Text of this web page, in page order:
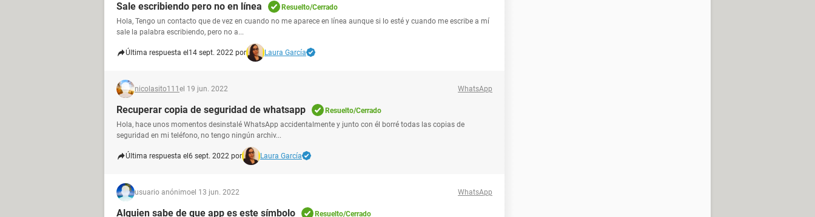
Sale escribiendo pero no en línea
Resuelto/Cerrado
Hola, Tengo un contacto que de vez en cuando no me aparece en línea aunque si lo esté y cuando me escribe a mí
sale la palabra escribiendo, pero no a...
Última respuesta el 14 sept. 2022 por Laura García
nicolasito111 el 19 jun. 2022 WhatsApp
Recuperar copia de seguridad de whatsapp
Resuelto/Cerrado
Hola, hace unos momentos desinstalé WhatsApp accidentalmente y junto con él borré todas las copias de
seguridad en mi teléfono, no tengo ningún archiv...
Última respuesta el 6 sept. 2022 por Laura García
usuario anónimoel 13 jun. 2022 WhatsApp
Alguien sabe de que app es este símbolo
Resuelto/Cerrado